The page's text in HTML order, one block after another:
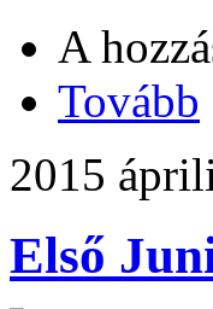
A
Tovább
2015
Első